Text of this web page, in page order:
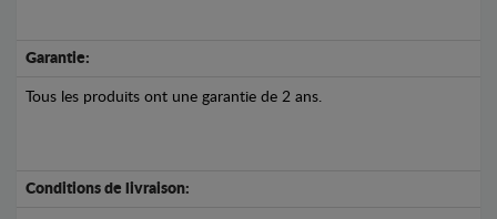
Garantie:
Tous les produits ont une garantie de 2 ans.
Conditions de livraison: